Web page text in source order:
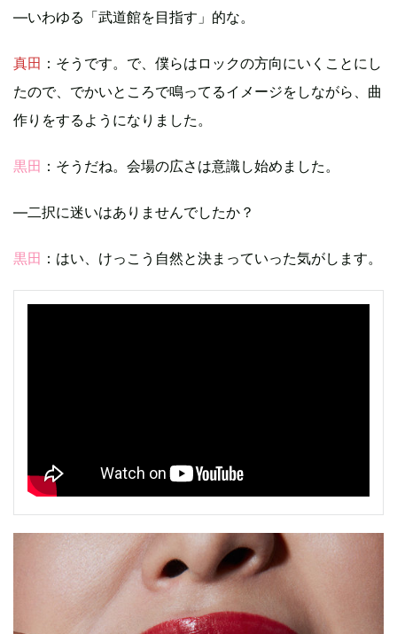
—いわゆる「武道館を目指す」的な。
真田 ：そうです。で、僕らはロックの方向にいくことにし
たので、でかいところで鳴ってるイメージをしながら、曲
作りをするようになりました。
黒田 ：そうだね。会場の広さは意識し始めました。
—二択に迷いはありませんでしたか？
黒田 ：はい、けっこう自然と決まっていった気がします。